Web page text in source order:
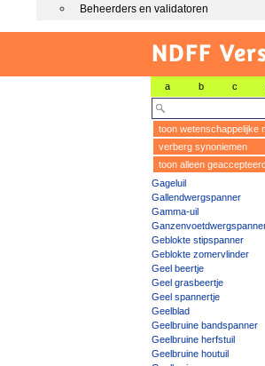
Beheerders en validatoren
NDFF
a b c
toon wetenschappelijke
verberg synoniemen
toon alleen
Gageluil
Gallendwergspanner
Gamma-uil
Geblokte stipspanner
Geblokte zomervlinder
Geel beertje
Geel grasbeertje
Geel spannertje
Geelblad
Geelbruine bandspanner
Geelbruine herfstuil
Geelbruine houtuil